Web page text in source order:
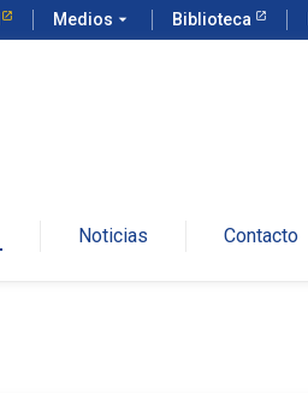
Medios arrow_drop_down Biblioteca
Noticias Contacto